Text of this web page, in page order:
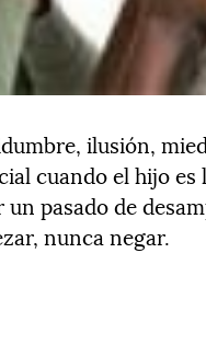
ilusión,
cuando el hijo es
pasado de
nunca negar.